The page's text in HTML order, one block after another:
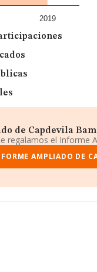
2019
de Capdevila Bam
regalamos el Informe
AMPLIADO DE